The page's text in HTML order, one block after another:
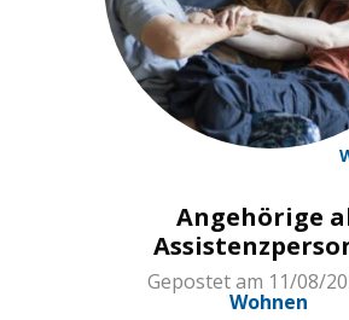
Angehörige
Gepostet am 11/08/
Wohnen